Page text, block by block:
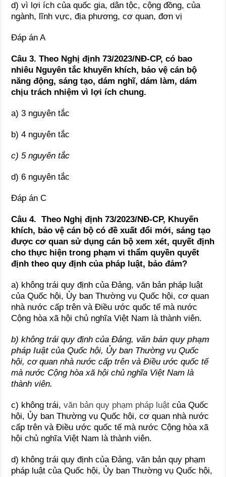
d) vì lợi ích của quốc gia, dân tộc, cộng đồng, của
ngành, lĩnh vực, địa phương, cơ quan, đơn vị
Đáp án A
Câu 3. Theo Nghị định 73/2023/NĐ-CP, có bao
nhiêu Nguyên tắc khuyến khích, bảo vệ cán bộ
năng động, sáng tạo, dám nghĩ, dám làm, dám
chịu trách nhiệm vì lợi ích chung.
a) 3 nguyên tắc
b) 4 nguyên tắc
c) 5 nguyên tắc
d) 6 nguyên tắc
Đáp án C
Câu 4. Theo Nghị định 73/2023/NĐ-CP, Khuyến
khích, bảo vệ cán bộ có đề xuất đổi mới, sáng tạo
được cơ quan sử dụng cán bộ xem xét, quyết định
cho thực hiện trong phạm vi thẩm quyền quyết
định theo quy định của pháp luật, bảo đảm?
a) không trái quy định của Đảng, văn bản pháp luật
của Quốc hội, Ủy ban Thường vụ Quốc hội, cơ quan
nhà nước cấp trên và Điều ước quốc tế mà nước
Cộng hòa xã hội chủ nghĩa Việt Nam là thành viên.
b) không trái quy định của Đảng, văn bản quy phạm
pháp luậtcủa Quốc hội, Ủy ban Thường vụ Quốc
hội, cơ quan nhà nước cấp trên và Điều ước quốc tế
mà nước Cộng hòa xã hội chủ nghĩa Việt Nam là
thành viên.
c) không trái,văn bản quy phạm pháp luật của Quốc
hội, Ủy ban Thường vụ Quốc hội, cơ quan nhà nước
cấp trên và Điều ước quốc tế mà nước Cộng hòa xã
hội chủ nghĩa Việt Nam là thành viên.
d) không trái quy định của Đảng, văn bản quy phạm
pháp luật của Quốc hội, Ủy ban Thường vụ Quốc hội,